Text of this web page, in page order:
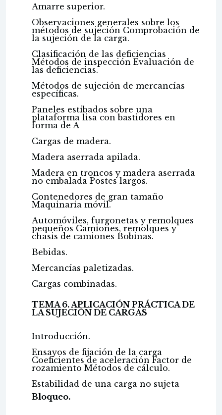
Amarre superior.
Observaciones generales sobre los
métodos de sujeción Comprobación de
la sujeción de la carga.
Clasificación de las deficiencias
Métodos de inspección Evaluación de
las deficiencias.
Métodos de sujeción de mercancías
específicas.
Paneles estibados sobre una
plataforma lisa con bastidores en
forma de A
Cargas de madera.
Madera aserrada apilada.
Madera en troncos y madera aserrada
no embalada Postes largos.
Contenedores de gran tamaño
Maquinaria móvil.
Automóviles, furgonetas y remolques
pequeños Camiones, remolques y
chasis de camiones Bobinas.
Bebidas.
Mercancías paletizadas.
Cargas combinadas.
TEMA 6. APLICACIÓN PRÁCTICA DE
LA SUJECIÓN DE CARGAS
Introducción.
Ensayos de fijación de la carga
Coeficientes de aceleración Factor de
rozamiento Métodos de cálculo.
Estabilidad de una carga no sujeta
Bloqueo.